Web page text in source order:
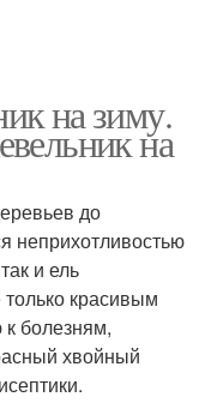
на зиму.
на
до
неприхотливостью
и ель
красивым
болезням,
хвойный